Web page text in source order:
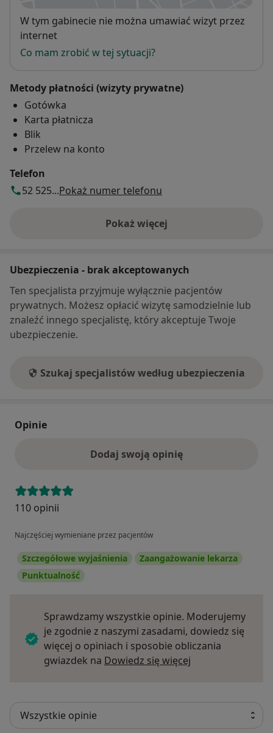
Dostępność
W tym gabinecie nie można umawiać wizyt przez
internet
Co mam zrobić w tej sytuacji?
Metody płatności (wizyty prywatne)
Gotówka
Karta płatnicza
Blik
Przelew na konto
Telefon
52 525...Pokaż numer telefonu
Pokaż więcej
o adresie
Ubezpieczenia - brak akceptowanych
Ten specjalista przyjmuje wyłącznie pacjentów
prywatnych. Możesz opłacić wizytę samodzielnie lub
znaleźć innego specjalistę, który akceptuje Twoje
ubezpieczenie.
Szukaj specjalistów według ubezpieczenia
Opinie
Dodaj swoją opinię
110 opinii
Najczęściej wymieniane przez pacjentów
Szczegółowe wyjaśnienia
Zaangażowanie lekarza
Punktualność
Sprawdzamy wszystkie opinie. Moderujemy
je zgodnie z naszymi zasadami, dowiedz się
więcej o opiniach i sposobie obliczania
gwiazdek na Dowiedz się więcej